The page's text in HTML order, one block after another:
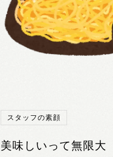
スタッフの素顔
美味しいって無限大